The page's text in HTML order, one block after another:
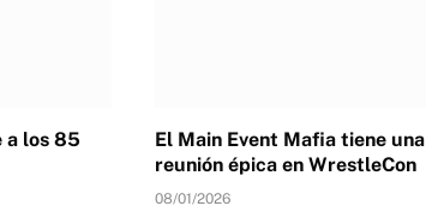
a los 85
El Main Event Mafia tiene una
reunión épica en WrestleCon
08/01/2026